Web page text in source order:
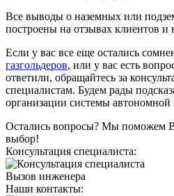
Все выводы о наземных или
построены на отзывах клиентов и
Если у вас все еще остались
газгольдеров, или у вас есть
ответили, обращайтесь за
специалистам. Будем рады
организации системы автономной
Остались вопросы? Мы поможем
выбор!
Консультация специалиста:
Вызов инженера
Наши контакты: